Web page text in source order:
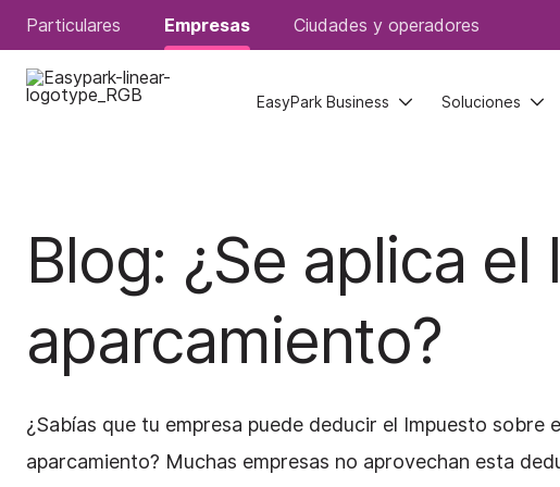
Particulares Empresas Ciudades y operadores
EasyPark Business Soluciones
Particulares Empresas Ciudades y operadores
EasyPark Business Soluciones
Blog: ¿Se aplica el
aparcamiento?
¿Sabías que tu empresa puede deducir el Impuesto sobre
aparcamiento? Muchas empresas no aprovechan esta